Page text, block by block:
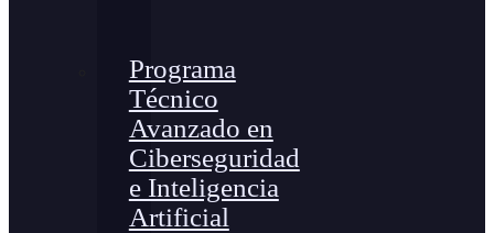
Programa
Técnico
Avanzado en
Ciberseguridad
e Inteligencia
Artificial